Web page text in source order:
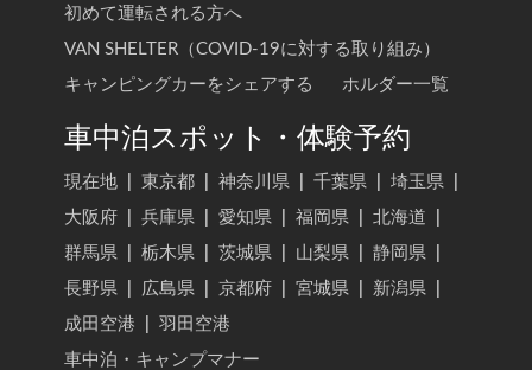
初めて運転される方へ
VAN SHELTER（COVID-19に対する取り組み）
キャンピングカーをシェアする
ホルダー一覧
車中泊スポット・体験予約
現在地 東京都 神奈川県 千葉県 埼玉県
大阪府
兵庫県 愛知県 福岡県 北海道
群馬県
栃木県 茨城県 山梨県 静岡県
長野県
広島県 京都府 宮城県 新潟県
成田空港
羽田空港
車中泊・キャンプマナー